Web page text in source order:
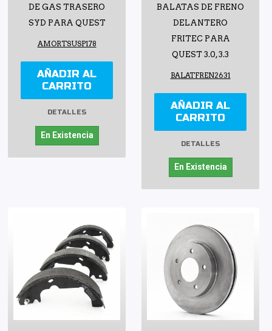
DE GAS TRASERO
SYD PARA QUEST
AMORTSUSP178
AÑADIR AL
CARRITO
DETALLES
En Existencia
BALATAS DE FRENO
DELANTERO
FRITEC PARA
QUEST 3.0, 3.3
BALATFREN2631
AÑADIR AL
CARRITO
DETALLES
En Existencia